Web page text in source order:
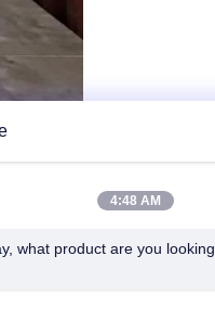
4:48 AM
what product are you looking